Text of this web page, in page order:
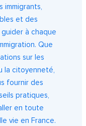
immigrants,
et des
à chaque
Que
sur les
la citoyenneté,
fournir des
pratiques,
en toute
vie en France.